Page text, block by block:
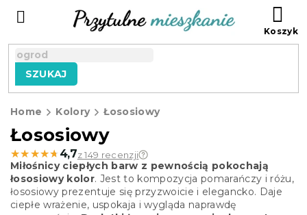
SZUKAJ
Home Kolory Łososiowy
Łososiowy
★★★★★
★★★★★ 4,7z 149 recenzji
Miłośnicy ciepłych barw z pewnością pokochają
łososiowy kolor. Jest to kompozycja pomarańczy i różu,
łososiowy prezentuje się przyzwoicie i elegancko. Daje
ciepłe wrażenie, uspokaja i wygląda naprawdę